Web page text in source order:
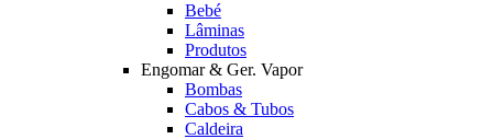
Bebé
Lâminas
Produtos
Engomar & Ger. Vapor
Bombas
Cabos & Tubos
Caldeira